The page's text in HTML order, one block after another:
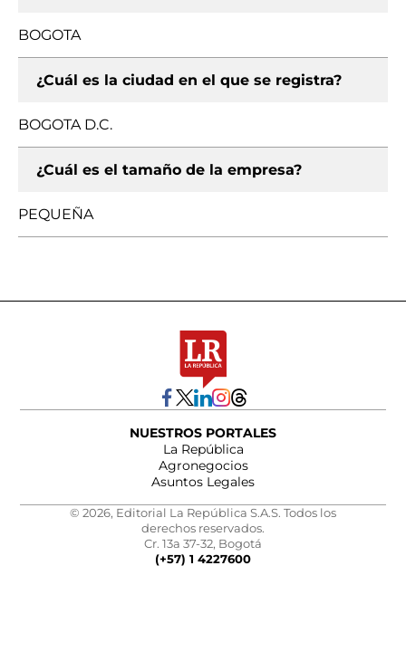
BOGOTA
¿Cuál es la ciudad en el que se registra?
BOGOTA D.C.
¿Cuál es el tamaño de la empresa?
PEQUEÑA
NUESTROS PORTALES
La República
Agronegocios
Asuntos Legales
© 2026, Editorial La República S.A.S. Todos los
derechos reservados.
Cr. 13a 37-32, Bogotá
(+57) 1 4227600